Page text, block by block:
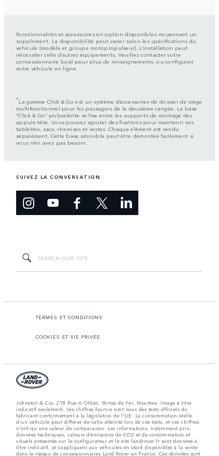
Fonctionnalités et accessoires en option disponibles moyennant un
supplément. La disponibilité peut varier selon les spécifications du
véhicule (modèle et groupe motopropulseur). L’installation peut
nécessiter celle d’autres équipements. Veuillez contacter votre
concessionnaire local pour plus de renseignements, ou configurez
votre véhicule en ligne
*La gamme Click & Go est un système d’accessoires de dossier de siège
multifonctionnel pour les passagers de la deuxième rangée. La base
“Click & Go” polyvalente se fixe entre les supports de montage des
appuie-tête. Vous pouvez ajouter des fixations pour maintenir vos
tablettes, sacs, chemises et vestes. Chaque élément est vendu
séparément. Cette base amovible peut être démontée facilement si
vous n’en avez pas besoin.
SUIVEZ LA CONVERSATION
TERMES ET CONDITIONS
COOKIES ET VIE PRIVÉE
Johnston & Cie, 218 Rue A Ohlen, Portes de Fer, Noumea. Image à titre
indicatif seulement. Les chiffres fournis sont issus des tests officiels du
fabricant conformément à la législation de l'UE. La consommation réelle
d'un véhicule peut différer de celle atteinte lors de ces tests, et ces chiffres
n'ont qu'une valeur de comparaison. Les informations, notamment prix,
données techniques, valeurs d’émissions de CO2 et de consommation et
visuels présentés sur le configurateur et le site landrover.fr sont données à
titre indicatif, et s’appliquent aux véhicules en stock disponibles à la vente
dans le réseau de concessionnaires Land Rover en France. Ces données sont